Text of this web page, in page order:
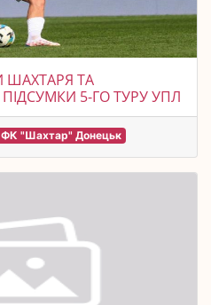
ШАХТАРЯ ТА
5-ГО ТУРУ УПЛ
ФК "Шахтар" Донецьк